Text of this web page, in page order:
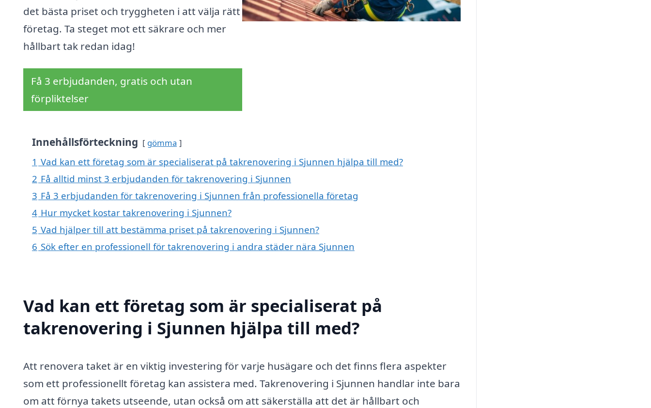
det bästa priset och tryggheten i att välja rätt
företag. Ta steget mot ett säkrare och mer
hållbart tak redan idag!
Få 3 erbjudanden, gratis och utan
förpliktelser
Innehållsförteckning gömma
1 Vad kan ett företag som är specialiserat på takrenovering i Sjunnen hjälpa till med?
2 Få alltid minst 3 erbjudanden för takrenovering i Sjunnen
3 Få 3 erbjudanden för takrenovering i Sjunnen från professionella företag
4 Hur mycket kostar takrenovering i Sjunnen?
5 Vad hjälper till att bestämma priset på takrenovering i Sjunnen?
6 Sök efter en professionell för takrenovering i andra städer nära Sjunnen
Vad kan ett företag som är specialiserat på
takrenovering i Sjunnen hjälpa till med?
Att renovera taket är en viktig investering för varje husägare och det finns flera aspekter
som ett professionellt företag kan assistera med. Takrenovering i Sjunnen handlar inte bara
om att förnya takets utseende, utan också om att säkerställa att det är hållbart och